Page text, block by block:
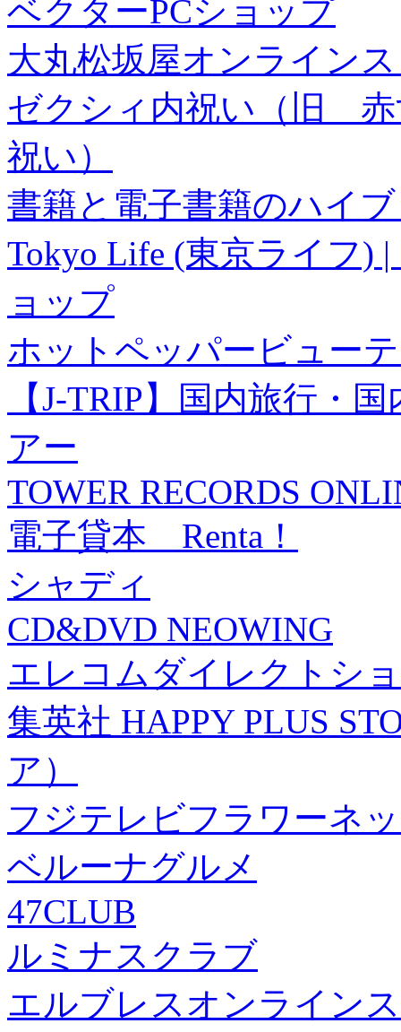
ベクターPCショップ
大丸松坂屋オンライン
ゼクシィ内祝い（旧 赤
祝い）
書籍と電子書籍のハイ
Tokyo Life (東京ライフ)
ョップ
ホットペッパービュー
【J-TRIP】国内旅行・
アー
TOWER RECORDS
電子貸本 Renta！
シャディ
CD&DVD NEOWING
エレコムダイレクトシ
集英社 HAPPY PLUS
ア）
フジテレビフラワーネ
ベルーナグルメ
47CLUB
ルミナスクラブ
エルブレスオンライン